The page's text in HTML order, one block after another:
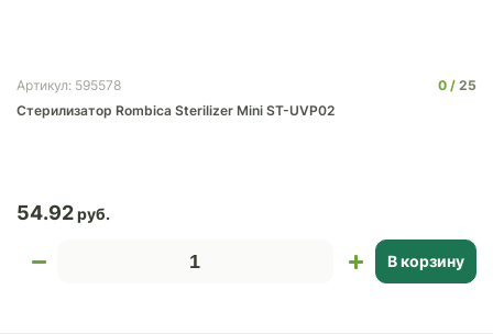
Артикул: 595578 0
25
Стерилизатор Rombica Sterilizer Mini ST-UVP02
54.92
В корзину